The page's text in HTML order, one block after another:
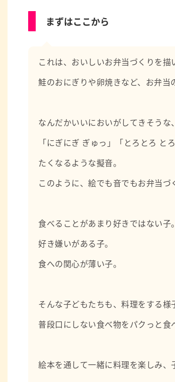
そして今現在、自分の子どもと過ごす日
自分の経験が何か一つでもお役に立て
★絵本・児童書紹介ブログ★
https://ahirunoasiato.com/
まずはここから
これは、おいしいお弁当づくりを描
鮭のおにぎりや卵焼きなど、お弁当
なんだかいいにおいがしてきそうな
「にぎにぎ ぎゅっ」「とろとろ
たくなるような擬音。
このように、絵でも音でもお弁当づ
食べることがあまり好きではない子。
好き嫌いがある子。
食への関心が薄い子。
そんな子どもたちも、料理をする様
普段口にしない食べ物をパクっと食
絵本を通して一緒に料理を楽しみ、